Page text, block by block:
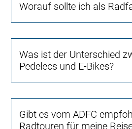
Worauf sollte ich als
Was ist der Unterschied
Pedelecs und E-Bikes?
Gibt es vom ADFC
Radtouren für meine